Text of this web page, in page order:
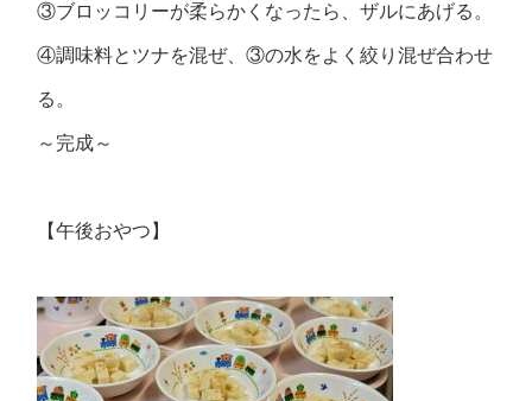
③ブロッコリーが柔らかくなったら、ザルにあげる。
④調味料とツナを混ぜ、③の水をよく絞り混ぜ合わせ
る。
～完成～
【午後おやつ】